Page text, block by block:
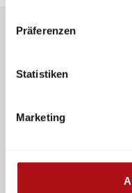
Präferenzen
Statistiken
Marketing
im Netzwerk